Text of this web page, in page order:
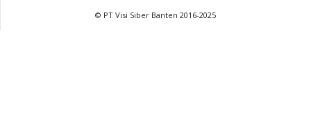
© PT Visi Siber Banten 2016-2025